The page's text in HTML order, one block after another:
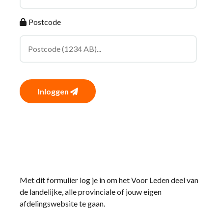
Postcode
Inloggen
Met dit formulier log je in om het Voor Leden deel van
de landelijke, alle provinciale of jouw eigen
afdelingswebsite te gaan.